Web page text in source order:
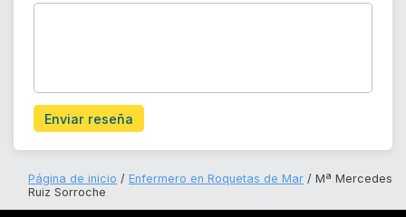
Enviar reseña
Página de inicio Enfermero en Roquetas de Mar
Mª Mercedes
Ruiz Sorroche